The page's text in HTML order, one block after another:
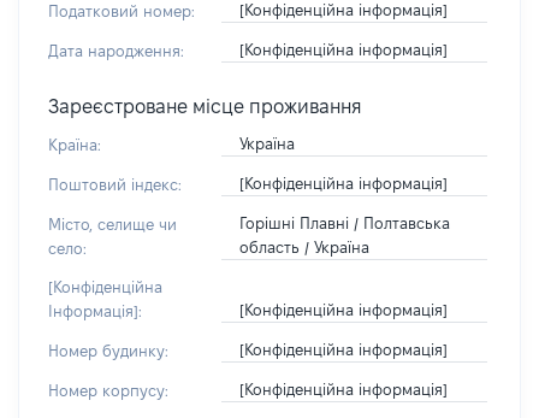
Податковий номер: [Конфіденційна інформація]
Дата народження: [Конфіденційна інформація]
Зареєстроване місце проживання
Країна: Україна
Поштовий індекс: [Конфіденційна інформація]
Місто, селище чи
село:
Горішні Плавні / Полтавська
область / Україна
[Конфіденційна
Інформація]:
[Конфіденційна інформація]
Номер будинку: [Конфіденційна інформація]
Номер корпусу: [Конфіденційна інформація]